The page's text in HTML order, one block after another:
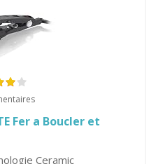
Fer a Boucler et
Ceramic